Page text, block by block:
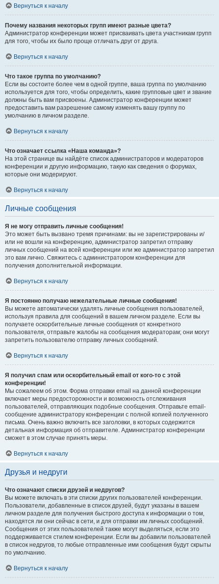
Вернуться к началу
Почему названия некоторых групп имеют разные цвета?
Администратор конференции может присваивать цвета участникам групп
для того, чтобы их было проще отличать друг от друга.
Вернуться к началу
Что такое группа по умолчанию?
Если вы состоите более чем в одной группе, ваша группа по умолчанию
используется для того, чтобы определить, какие групповые цвет и звание
должны быть вам присвоены. Администратор конференции может
предоставить вам разрешение самому изменять вашу группу по
умолчанию в личном разделе.
Вернуться к началу
Что означает ссылка «Наша команда»?
На этой странице вы найдёте список администраторов и модераторов
конференции и другую информацию, такую как сведения о форумах,
которые они модерируют.
Вернуться к началу
Личные сообщения
Я не могу отправить личные сообщения!
Это может быть вызвано тремя причинами: вы не зарегистрированы и/
или не вошли на конференцию, администратор запретил отправку
личных сообщений на всей конференции или же администратор запретил
это вам лично. Свяжитесь с администратором конференции для
получения дополнительной информации.
Вернуться к началу
Я постоянно получаю нежелательные личные сообщения!
Вы можете автоматически удалять личные сообщения пользователей,
используя правила для сообщений в вашем личном разделе. Если вы
получаете оскорбительные личные сообщения от конкретного
пользователя, отправьте жалобы на сообщения модераторам; они могут
запретить пользователю отправку личных сообщений.
Вернуться к началу
Я получил спам или оскорбительный email от кого-то с этой
конференции!
Мы сожалеем об этом. Форма отправки email на данной конференции
включает меры предосторожности и возможность отслеживания
пользователей, отправляющих подобные сообщения. Отправьте email-
сообщение администратору конференции с полной копией полученного
письма. Очень важно включить все заголовки, в которых содержится
детальная информация об отправителе. Администратор конференции
сможет в этом случае принять меры.
Вернуться к началу
Друзья и недруги
Что означают списки друзей и недругов?
Вы можете включать в эти списки других пользователей конференции.
Пользователи, добавленные в список друзей, будут указаны в вашем
личном разделе для получения быстрого доступа к информации о том,
находятся ли они сейчас в сети, и для отправки им личных сообщений.
Сообщения от этих пользователей также могут выделяться, если это
поддерживается стилем конференции. Если вы добавили пользователей
в список недругов, то любые отправленные ими сообщения будут скрыты
по умолчанию.
Вернуться к началу